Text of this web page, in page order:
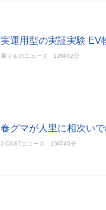
実運用型の実証実験 EV
乗りものニュース 12時42分
春グマが人里に相次い
J-CASTニュース 15時45分